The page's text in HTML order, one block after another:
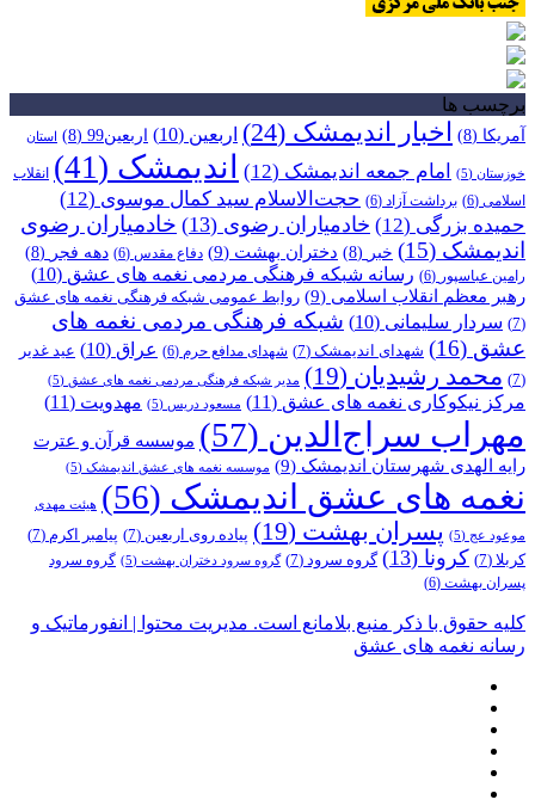
برچسب ها
آمریکا (8) اخبار اندیمشک (24) اربعین (10) اربعین99 (8) استان
خوزستان (5) امام جمعه اندیمشک (12) اندیمشک (41)
انقلاب
اسلامی (6) برداشت آزاد (6) حجت‌الاسلام سید کمال موسوی (12)
حمیده بزرگی (12) خادمیاران رضوی (13)
خادمیاران رضوی
اندیمشک (15) خبر (8) دختران بهشت (9) دفاع مقدس (6) دهه فجر (8)
رامین عباسپور (6) رسانه شبکه فرهنگی مردمی نغمه های عشق (10)
رهبر معظم انقلاب اسلامی (9)
روابط عمومی شبکه فرهنگی نغمه های عشق
(7)
سردار سلیمانی (10)
شبکه فرهنگی مردمی نغمه های
عشق (16) شهدای اندیمشک (7) شهدای مدافع حرم (6) عراق (10)
عید غدیر
(7)
محمد رشیدیان (19) مدیر شبکه فرهنگی مردمی نغمه های عشق (5)
مرکز نیکوکاری نغمه های عشق (11) مسعود دریس (5) مهدویت (11)
مهراب سراج‌الدین (57)
موسسه قرآن و عترت
رایه الهدی شهرستان اندیمشک (9) موسسه نغمه های عشق اندیمشک (5)
نغمه های عشق اندیمشک (56) هیئت مهدی
موعود عج (5) پسران بهشت (19) پیاده روی اربعین (7) پیامبر اکرم (7)
کربلا (7) کرونا (13) گروه سرود (7) گروه سرود دختران بهشت (5)
گروه سرود
پسران بهشت (6)
کلیه حقوق با ذکر منبع بلامانع است. مدیریت محتوا | انفورماتیک و
رسانه نغمه های عشق